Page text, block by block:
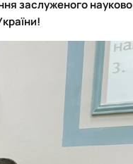
заслуженого